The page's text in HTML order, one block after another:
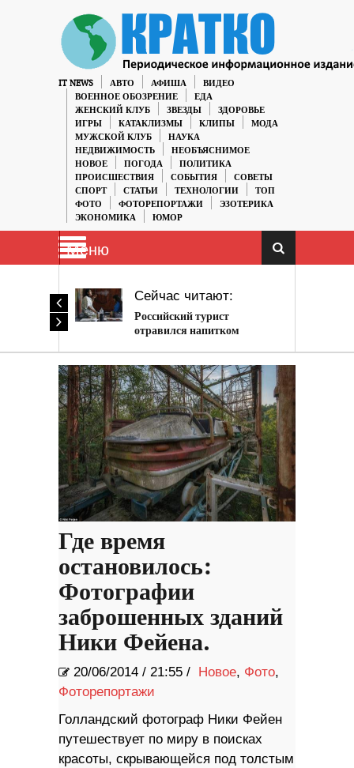
IT NEWS АВТО АФИША
ВИДЕО
ВОЕННОЕ ОБОЗРЕНИЕ
ЕДА
ЖЕНСКИЙ КЛУБ
ЗВЕЗДЫ
ЗДОРОВЬЕ
ИГРЫ
КАТАКЛИЗМЫ КЛИПЫ
МОДА
МУЖСКОЙ КЛУБ
НАУКА
НЕДВИЖИМОСТЬ
НЕОБЪЯСНИМОЕ
НОВОЕ
ПОГОДА
ПОЛИТИКА
ПРОИСШЕСТВИЯ
СОБЫТИЯ
СОВЕТЫ
СПОРТ
СТАТЬИ ТЕХНОЛОГИИ
ТОП
ФОТО
ФОТОРЕПОРТАЖИ
ЭЗОТЕРИКА
ЭКОНОМИКА
ЮМОР
Меню
Сейчас читают:
Российский турист
отравился напитком
Где время
остановилось:
Фотографии
заброшенных зданий
Ники Фейена.
20/06/2014 / 21:55 / Новое, Фото,
Фоторепортажи
Голландский фотограф Ники Фейен
путешествует по миру в поисках
красоты, скрывающейся под толстым